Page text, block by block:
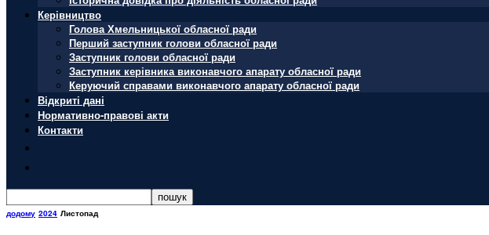
Керівництво
Голова Хмельницької обласної ради
Перший заступник голови обласної ради
Заступник голови обласної ради
Заступник керівника виконавчого апарату обласної ради
Керуючий справами виконавчого апарату обласної ради
Відкриті дані
Нормативно-правові акти
Контакти
додому 2024 Листопад